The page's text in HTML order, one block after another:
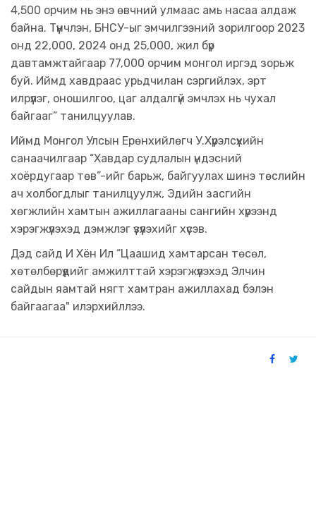
4,500 орчим нь энэ өвчний улмаас амь насаа алдаж
байна. Түүнчлэн, БНСУ-ыг эмчилгээний зорилгоор 2023
онд 22,000, 2024 онд 25,000, жил бүр
давтамжтайгаар 77,000 орчим монгол иргэд зорьж
буй. Иймд хавдраас урьдчилан сэргийлэх, эрт
илрүүлэг, оношилгоо, цаг алдалгүй эмчлэх нь чухал
байгааг” танилцуулав.
Иймд Монгол Улсын Ерөнхийлөгч У.Хүрэлсүхийн
санаачилгаар “Хавдар судлалын үндэсний
хоёрдугаар төв”-ийг барьж, байгуулах шинэ төслийн
ач холбогдлыг танилцуулж, Эдийн засгийн
хөгжлийн хамтын ажиллагааны сангийн хүрээнд
хэрэгжүүлэхэд дэмжлэг үзүүлэхийг хүсэв.
Дэд сайд И Хён Ил “Цаашид хамтарсан төсөл,
хөтөлбөрүүдийг амжилттай хэрэгжүүлэхэд Элчин
сайдын яамтай нягт хамтран ажиллахад бэлэн
байгаагаа" илэрхийллээ.